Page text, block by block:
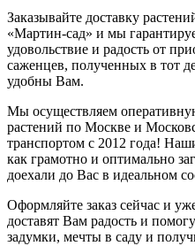
Заказывайте доставку
«Мартин-сад» и мы
удовольствие и радость от
саженцев, полученных в тот
удобны Вам.
Мы осуществляем
растений по Москве и
транспортом с 2012 года!
как грамотно и оптимально
доехали до Вас в идеальном
Оформляйте заказ сейчас и
доставят Вам радость и
задумки, мечты в саду и